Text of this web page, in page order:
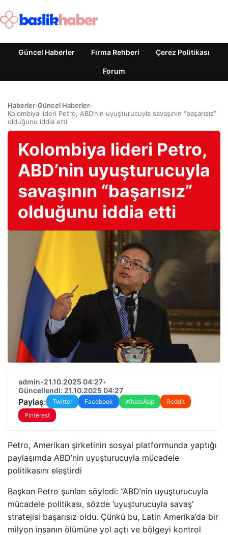
Güncel Haberler Firma Rehberi Çerez Politikası
Forum
Haberler›Güncel Haberler›
Kolombiya lideri Petro, ABD’nin uyuşturucuyla savaşının “başarısız”
olduğunu iddia etti
Kolombiya lideri Petro,
ABD’nin uyuşturucuyla
savaşının “başarısız”
olduğunu iddia etti
admin•21.10.2025 04:27•
Güncellendi: 21.10.2025 04:27
Paylaş: Twitter Facebook WhatsApp
Reddit
Pinterest
Petro, Amerikan şirketinin sosyal platformunda yaptığı
paylaşımda ABD’nin uyuşturucuyla mücadele
politikasını eleştirdi
Başkan Petro şunları söyledi: “ABD’nin uyuşturucuyla
mücadele politikası, sözde ‘uyuşturucuyla savaş’
stratejisi başarısız oldu. Çünkü bu, Latin Amerika’da bir
milyon insanın ölümüne yol açtı ve bölgeyi kontrol